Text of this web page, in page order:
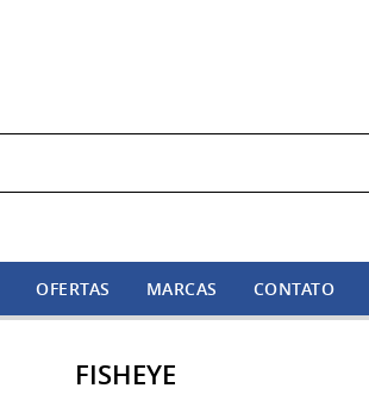
OFERTAS MARCAS CONTATO
FISHEYE